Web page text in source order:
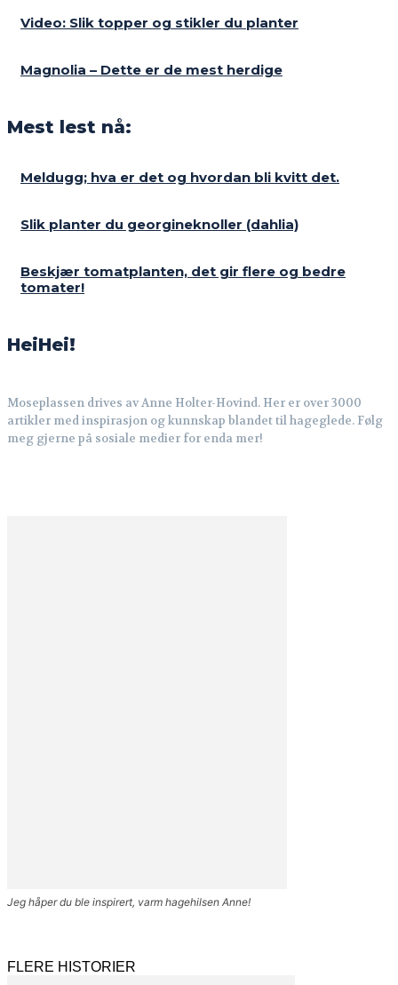
Video: Slik topper og stikler du planter
Magnolia – Dette er de mest herdige
Mest lest nå:
Meldugg; hva er det og hvordan bli kvitt det.
Slik planter du georgineknoller (dahlia)
Beskjær tomatplanten, det gir flere og bedre
tomater!
HeiHei!
Moseplassen drives av Anne Holter-Hovind. Her er over 3000
artikler med inspirasjon og kunnskap blandet til hageglede. Følg
meg gjerne på sosiale medier for enda mer!
Jeg håper du ble inspirert, varm hagehilsen Anne!
FLERE HISTORIER